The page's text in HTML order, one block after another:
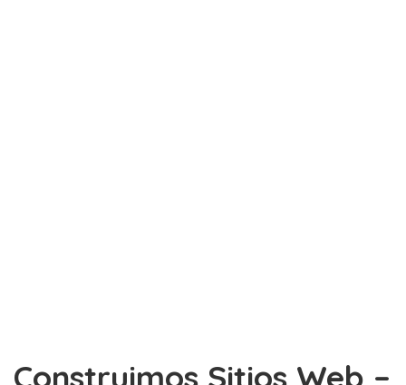
Construimos Sitios Web –